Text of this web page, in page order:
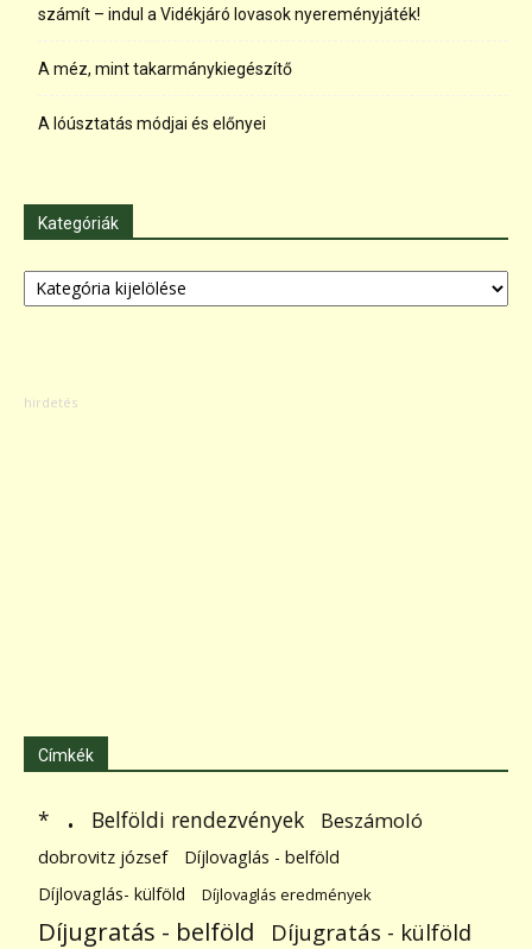
számít – indul a Vidékjáró lovasok nyereményjáték!
A méz, mint takarmánykiegészítő
A lóúsztatás módjai és előnyei
Kategóriák
Kategóriák
Címkék
* . Belföldi rendezvények Beszámoló
dobrovitz józsef
Díjlovaglás - belföld
Díjlovaglás- külföld
Díjlovaglás eredmények
Díjugratás - belföld Díjugratás - külföld